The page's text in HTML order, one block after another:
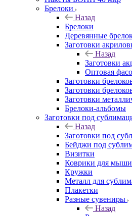
Брелоки
Назад
Брелоки
Деревянные
Заготовки
Назад
Заготовки
Оптовая
Заготовки
Заготовки
Заготовки
Брелоки-альбомы
Заготовки под
Назад
Заготовки под
Бейджи под
Визитки
Коврики для мыши
Кружки
Металл для
Плакетки
Разные сувениры
Назад